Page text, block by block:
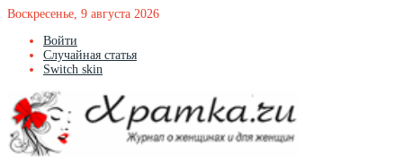
Воскресенье, 9 августа 2026
Войти
Случайная статья
Switch skin